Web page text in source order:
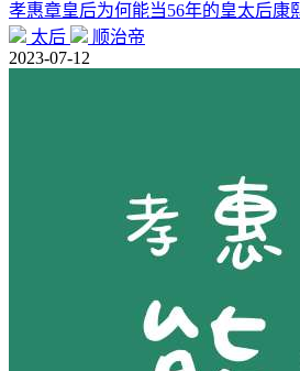
孝惠章皇后为何能当56年的皇太后康
太后
顺治帝
2023-07-12